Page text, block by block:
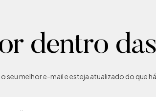
dentro
seu melhor e-mail e esteja atualizado do que